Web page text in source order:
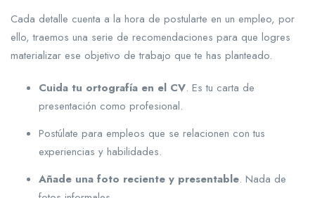
Cada detalle cuenta a la hora de postularte en un empleo, por
ello, traemos una serie de recomendaciones para que logres
materializar ese objetivo de trabajo que te has planteado.
Cuida tu ortografía en el CV. Es tu carta de
presentación como profesional.
Postúlate para empleos que se relacionen con tus
experiencias y habilidades.
Añade una foto reciente y presentable. Nada de